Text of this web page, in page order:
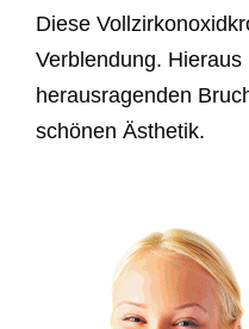
Diese
Verblendung.
herausragenden
schönen Ästhetik.